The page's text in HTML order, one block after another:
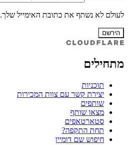
לעולם לא נשתף את כתובת האימייל שלך.
הירשם
מתחילים
תוכניות
יצירת קשר עם צוות המכירות
שותפים
מצאו שותף
סטארטאפים
תחת התקפה?
חיפוש שם דומיין